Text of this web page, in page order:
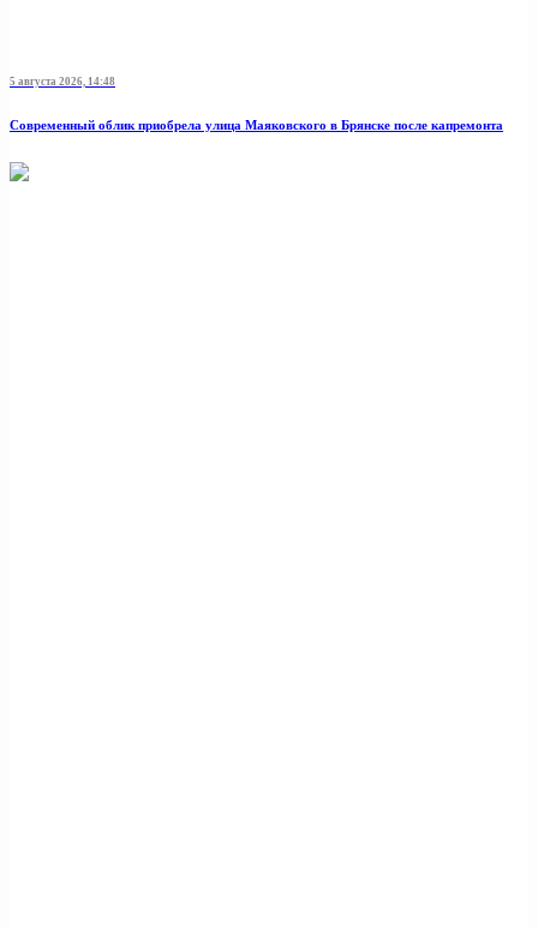
5 августа 2026, 14:48
Современный облик приобрела улица Маяковского в Брянске после капремонта